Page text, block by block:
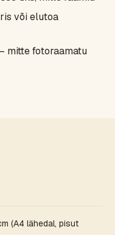
või elutoa
mitte fotoraamatu
(A4 lähedal, pisut